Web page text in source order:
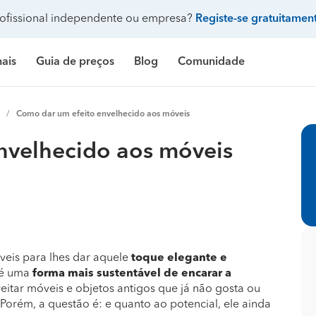
independente ou empresa? Registe-se
de banho Construção de casa
Topógrafos
Limpeza
Climatização e ar
Guia de preços
casa de banho
de casa
de piscina
Preço Construção de casa
Preço Construção de edifício
Blog
Limpeza
Remodelação casa de banho
Comunidade
Como dar um efeito envelhecido aos móveis
aos móveis
para lhes dar aquele toque elegante e
uma forma mais sustentável de encarar a
móveis e objetos antigos que já não gosta ou
a questão é: e quanto ao potencial, ele ainda